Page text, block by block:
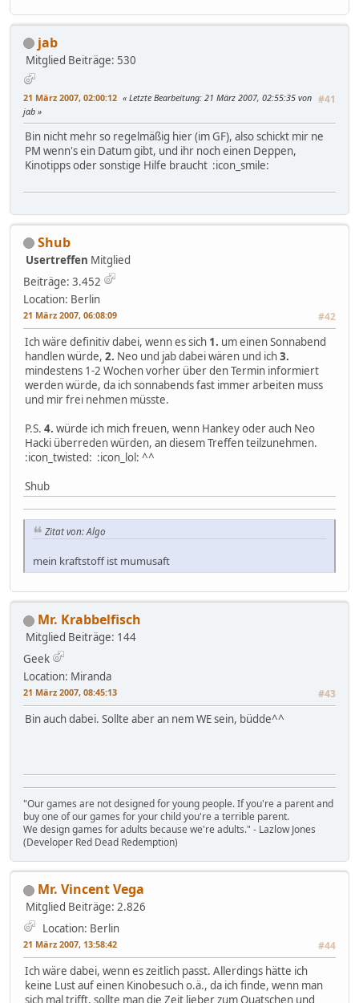
jab
Mitglied Beiträge: 530
21 März 2007, 02:00:12 #41
Letzte Bearbeitung: 21 März 2007, 02:55:35 von
jab
Bin nicht mehr so regelmäßig hier (im GF), also schickt mir ne
PM wenn's ein Datum gibt, und ihr noch einen Deppen,
Kinotipps oder sonstige Hilfe braucht :icon_smile:
Shub
Usertreffen Mitglied
Beiträge: 3.452
Location: Berlin
21 März 2007, 06:08:09 #42
Ich wäre definitiv dabei, wenn es sich 1. um einen Sonnabend
handlen würde, 2. Neo und jab dabei wären und ich3.
mindestens 1-2 Wochen vorher über den Termin informiert
werden würde, da ich sonnabends fast immer arbeiten muss
und mir frei nehmen müsste.
P.S. 4. würde ich mich freuen, wenn Hankey oder auch Neo
Hacki überreden würden, an diesem Treffen teilzunehmen.
:icon_twisted: :icon_lol: ^^
Shub
Zitat von: Algo
mein kraftstoff ist mumusaft
Mr. Krabbelfisch
Mitglied Beiträge: 144
Geek
Location: Miranda
21 März 2007, 08:45:13 #43
Bin auch dabei. Sollte aber an nem WE sein, büdde^^
"Our games are not designed for young people. If you're a parent and
buy one of our games for your child you're a terrible parent.
We design games for adults because we're adults." - Lazlow Jones
(Developer Red Dead Redemption)
Mr. Vincent Vega
Mitglied Beiträge: 2.826
Location: Berlin
21 März 2007, 13:58:42 #44
Ich wäre dabei, wenn es zeitlich passt. Allerdings hätte ich
keine Lust auf einen Kinobesuch o.ä., da ich finde, wenn man